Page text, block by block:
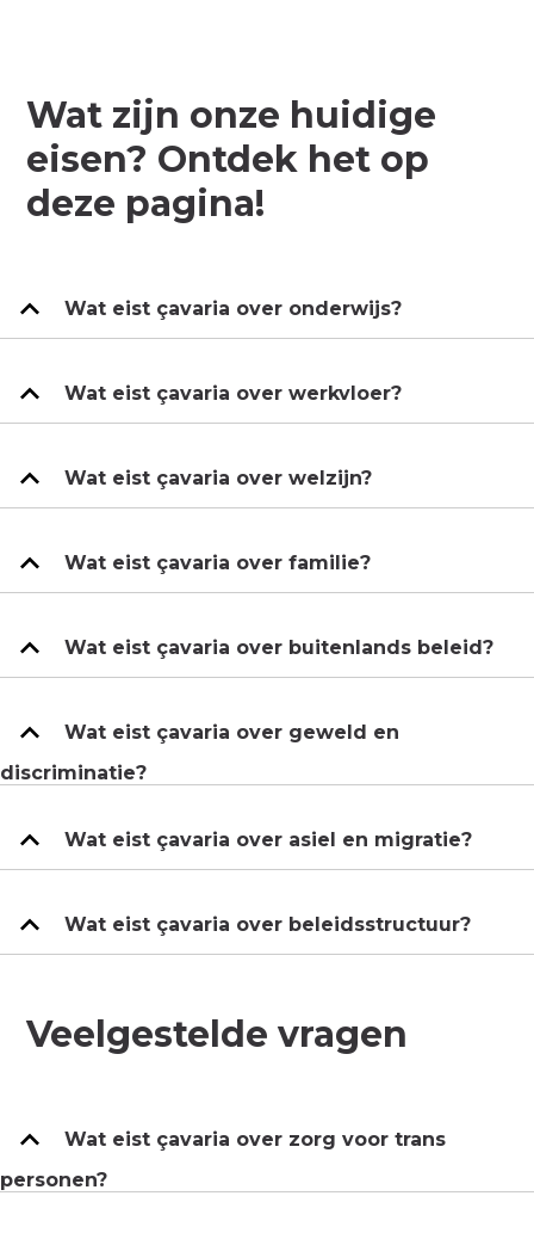
Wat zijn onze huidige
eisen? Ontdek het op
deze pagina!
Wat eist çavaria over onderwijs?
Wat eist çavaria over werkvloer?
Wat eist çavaria over welzijn?
Wat eist çavaria over familie?
Wat eist çavaria over buitenlands beleid?
Wat eist çavaria over geweld en
discriminatie?
Wat eist çavaria over asiel en migratie?
Wat eist çavaria over beleidsstructuur?
Veelgestelde vragen
Wat eist çavaria over zorg voor trans
personen?